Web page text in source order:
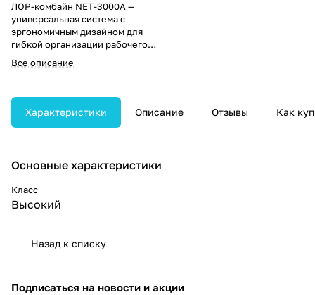
ЛОР-комбайн NET-3000A —
универсальная система с
эргономичным дизайном для
гибкой организации рабочего
пространства врача.
Обеспечивает полный набор
для эффективной ЛОР-
диагностики и терапии.
Все описание
Характеристики Описание Отзывы Как
Основные характеристики
Класс
Высокий
Назад к списку
Подписаться на новости и акции